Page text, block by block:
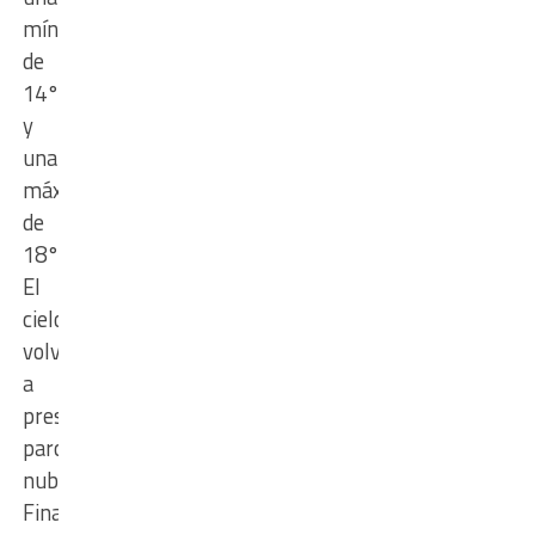
mínima
de
14°
y
una
máxima
de
18°.
El
cielo
volverá
a
presentarse
parcialmente
nublado.
Finalmente,